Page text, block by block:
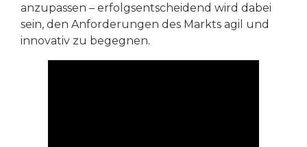
anzupassen – erfolgsentscheidend wird dabei
sein, den Anforderungen des Markts agil und
innovativ zu begegnen.